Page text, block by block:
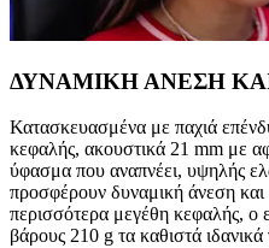
ΔΥΝΑΜΙΚΗ ΑΝΕΣΗ
Κατασκευασμένα με παχιά
κεφαλής, ακουστικά 21 mm με
ύφασμα που αναπνέει, υψηλής
προσφέρουν δυναμική άνεση
περισσότερα μεγέθη κεφαλής, ο
βάρους 210 g τα καθιστά ιδανικά